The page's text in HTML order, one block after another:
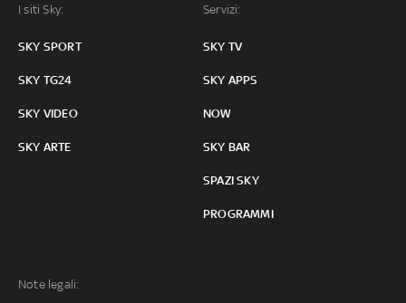
I siti Sky:
SKY SPORT
SKY TG24
SKY VIDEO
SKY ARTE
Servizi:
SKY TV
SKY APPS
NOW
SKY BAR
SPAZI SKY
PROGRAMMI
Note legali: